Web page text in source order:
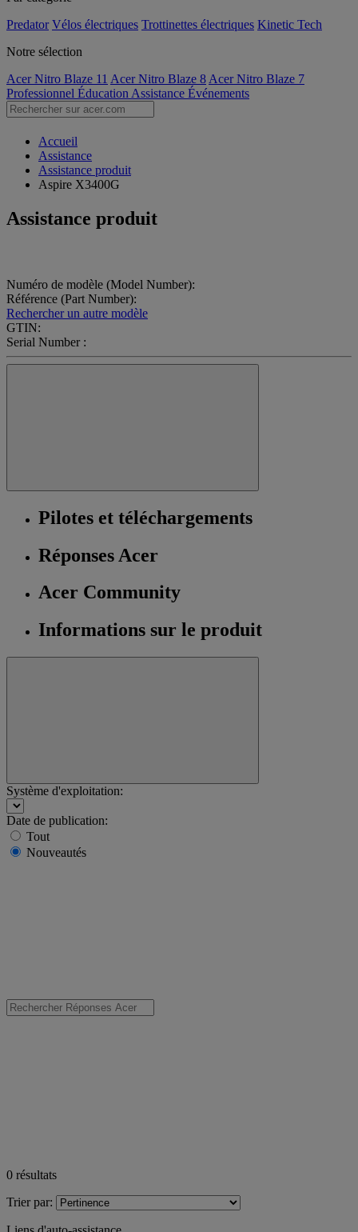
Predator Vélos électriques Trottinettes électriques Kinetic Tech
Notre sélection
Acer Nitro Blaze 11 Acer Nitro Blaze 8 Acer Nitro Blaze 7
Professionnel Éducation Assistance Événements
Accueil
Assistance
Assistance produit
Aspire X3400G
Assistance produit
Numéro de modèle (Model Number):
Référence (Part Number):
Rechercher un autre modèle
GTIN:
Serial Number :
Pilotes et téléchargements
Réponses Acer
Acer Community
Informations sur le produit
Système d'exploitation:
Date de publication:
Tout
Nouveautés
0 résultats
Trier par: